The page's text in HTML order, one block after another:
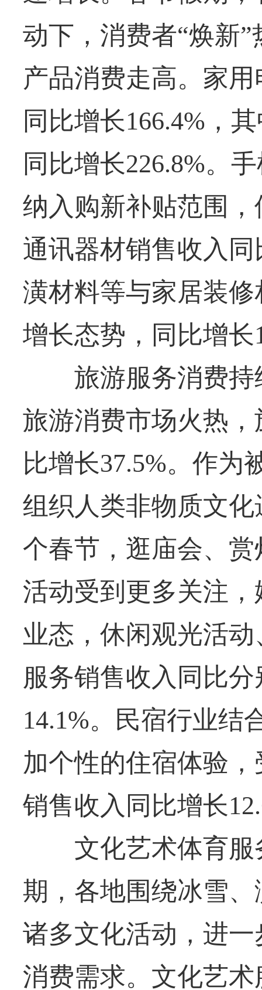
动下，消费者“焕新
产品消费走高。家
同比增长166.4%，
同比增长226.8%。
纳入购新补贴范围
通讯器材销售收入
潢材料等与家居装
增长态势，同比增长
旅游服务消费持
旅游消费市场火热
比增长37.5%。作为
组织人类非物质文
个春节，逛庙会、
活动受到更多关注
业态，休闲观光活
服务销售收入同比分
14.1%。民宿行业结
加个性的住宿体验
销售收入同比增长
文化艺术体育服
期，各地围绕冰雪
诸多文化活动，进
消费需求。文化艺